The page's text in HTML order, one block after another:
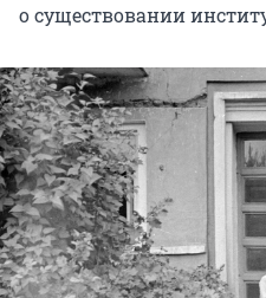
о существовании